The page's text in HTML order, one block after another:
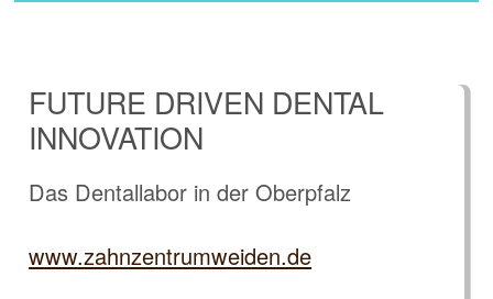
FUTURE DRIVEN DENTAL
INNOVATION
Das Dentallabor in der Oberpfalz
www.zahnzentrumweiden.de